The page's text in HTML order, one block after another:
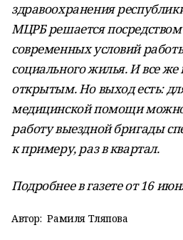
здравоохранения
МЦРБ решается посредством
современных условий
социального жилья. И все же
открытым. Но выход есть:
медицинской помощи можно
работу выездной бригады
к примеру, раз в квартал.
Подробнее в газете от 16
Автор: Рамиля Тляпова